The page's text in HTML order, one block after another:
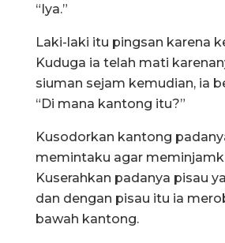
“Iya.”
Laki-laki itu pingsan karena
Kuduga ia telah mati
siuman sejam kemudian, ia
“Di mana kantong itu?”
Kusodorkan kantong
memintaku agar
Kuserahkan padanya pisau
dan dengan pisau itu ia
bawah kantong.